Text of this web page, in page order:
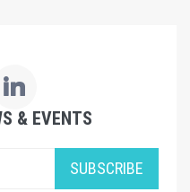
& EVENTS
SUBSCRIBE